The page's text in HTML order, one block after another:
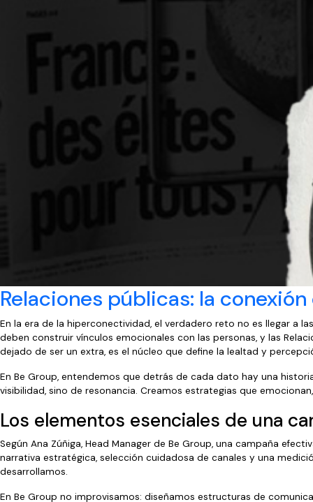
Relaciones públicas: la
En la era de la hiperconectividad, el verdadero reto no es llegar a
deben construir vínculos emocionales con las personas, y las
dejado de ser un extra, es el núcleo que define la lealtad y
En Be Group, entendemos que detrás de cada dato hay una
visibilidad, sino de resonancia. Creamos estrategias que
Los elementos esenciales de una
Según Ana Zúñiga, Head Manager de Be Group, una campaña
narrativa estratégica, selección cuidadosa de canales y una
desarrollamos.
En Be Group no improvisamos: diseñamos estructuras de